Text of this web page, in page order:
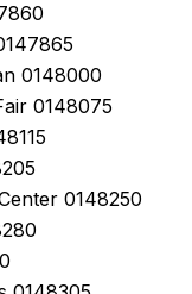
0148000
0148075
0148250